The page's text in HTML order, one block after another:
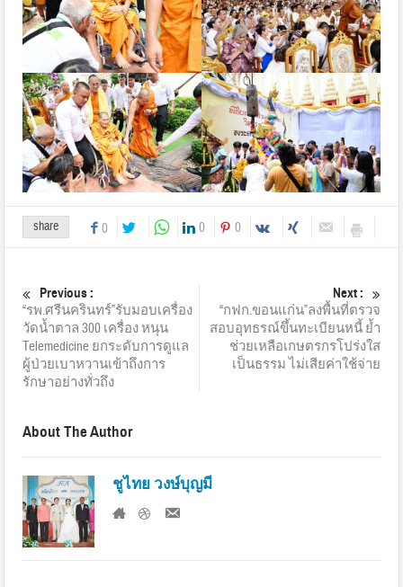
share 0 0 0
Previous :
“รพ.ศรีนครินทร์”รับมอบเครื่อง
วัดน้ำตาล 300 เครื่อง หนุน
Telemedicine ยกระดับการดูแล
ผู้ป่วยเบาหวานเข้าถึงการ
รักษาอย่างทั่วถึง
Next :
“กฟก.ขอนแก่น”ลงพื้นที่ตรวจ
สอบอุทธรณ์ขึ้นทะเบียนหนี้ ย้ำ
ช่วยเหลือเกษตรกรโปร่งใส
เป็นธรรม ไม่เสียค่าใช้จ่าย
About The Author
ชูไทย วงษ์บุญมี